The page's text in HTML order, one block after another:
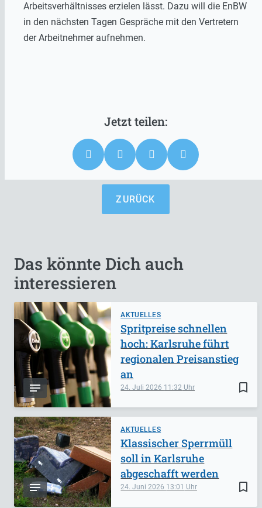
Arbeitsverhältnisses erzielen lässt. Dazu will die EnBW
in den nächsten Tagen Gespräche mit den Vertretern
der Arbeitnehmer aufnehmen.
ZURÜCK
Das könnte Dich auch
interessieren
AKTUELLES
bookmark_border
24. Juli 2026 11:32
Spritpreise schnellen
hoch: Karlsruhe führt
regionalen Preisanstieg
an
AKTUELLES
bookmark_border
24. Juni 2026 13:01
Klassischer Sperrmüll
soll in Karlsruhe
abgeschafft werden